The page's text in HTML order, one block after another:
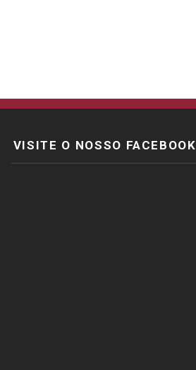
VISITE O NOSSO FACEBOOK